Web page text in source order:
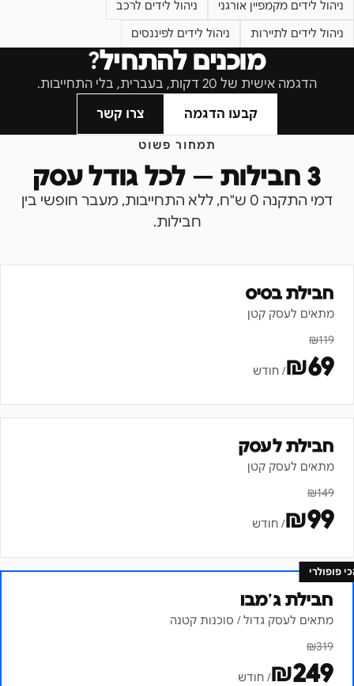
ניהול לידים מקמפיין אורגני
ניהול לידים לרכב
ניהול לידים לתיירות
ניהול לידים לפיננסים
מוכנים להתחיל?
הדגמה אישית של 20 דקות, בעברית, בלי התחייבות.
קבעו הדגמה
צרו קשר
תמחור פשוט
3 חבילות — לכל גודל עסק
דמי התקנה 0 ש"ח, ללא התחייבות, מעבר חופשי בין
חבילות.
חבילת בסיס
מתאים לעסק קטן
₪119
₪69 / חודש
חבילת לעסק
מתאים לעסק קטן
₪149
₪99 / חודש
פופולרי
חבילת ג׳מבו
מתאים לעסק גדול / סוכנות קטנה
₪319
₪249 / חודש